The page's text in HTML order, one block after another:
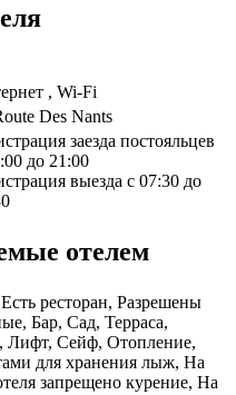
, Wi-Fi
Des Nants
заезда постояльцев
до 21:00
выезда с 07:30 до
отелем
ресторан, Разрешены
Бар, Сад, Терраса,
Лифт, Сейф, Отопление,
для хранения лыж, На
запрещено курение, На